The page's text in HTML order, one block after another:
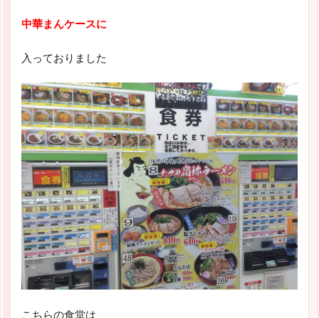
中華まんケースに
入っておりました
こちらの食堂は